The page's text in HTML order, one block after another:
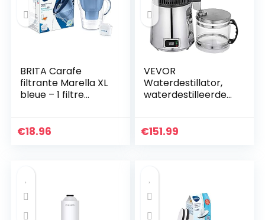
BRITA Carafe
filtrante Marella XL
bleue – 1 filtre
€18.96
VEVOR
Waterdestillator,
waterdestilleerders
water destilleerder
€151.99